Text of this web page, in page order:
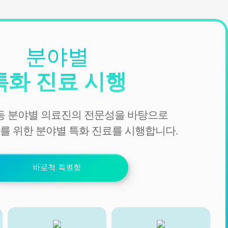
분야별
화 진료 시행
분야별 의료진의 전문성을 바탕으로
위한 분야별 특화 진료를 시행합니다.
바로척 특별함